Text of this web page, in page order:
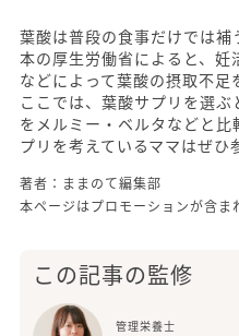
葉酸は普段の食事だけでは補
本の厚生労働省によると、妊
などによって葉酸の摂取不足
ここでは、葉酸サプリを選
をメルミー・ベルタなどと
プリを考えているママはぜひ
著者：ままのて編集部
本ページはプロモーションが含ま
この記事の監修
管理栄養士